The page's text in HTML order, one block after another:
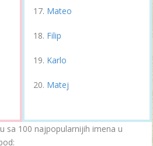
Mateo
Filip
Karlo
Matej
sa 100 najpopularnijih imena u